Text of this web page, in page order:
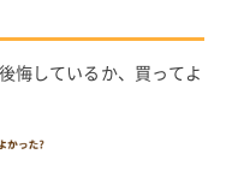
悔しているか、買ってよ